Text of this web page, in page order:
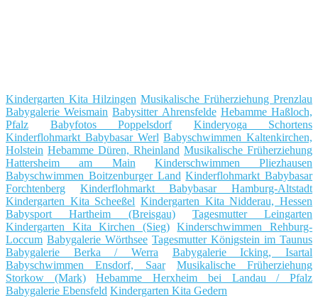
Kindergarten Kita Hilzingen Musikalische Früherziehung Prenzlau
Babygalerie Weismain Babysitter Ahrensfelde Hebamme Haßloch,
Pfalz
Babyfotos Poppelsdorf
Kinderyoga Schortens
Kinderflohmarkt Babybasar Werl Babyschwimmen Kaltenkirchen,
Holstein Hebamme Düren, Rheinland Musikalische Früherziehung
Hattersheim am Main
Kinderschwimmen Pliezhausen
Babyschwimmen Boitzenburger Land Kinderflohmarkt Babybasar
Forchtenberg
Kinderflohmarkt Babybasar Hamburg-Altstadt
Kindergarten Kita Scheeßel Kindergarten Kita Nidderau, Hessen
Babysport Hartheim (Breisgau)
Tagesmutter Leingarten
Kindergarten Kita Kirchen (Sieg)
Kinderschwimmen Rehburg-
Loccum Babygalerie Wörthsee Tagesmutter Königstein im Taunus
Babygalerie Berka / Werra
Babygalerie Icking, Isartal
Babyschwimmen Ensdorf, Saar
Musikalische Früherziehung
Storkow (Mark)
Hebamme Herxheim bei Landau / Pfalz
Babygalerie Ebensfeld Kindergarten Kita Gedern